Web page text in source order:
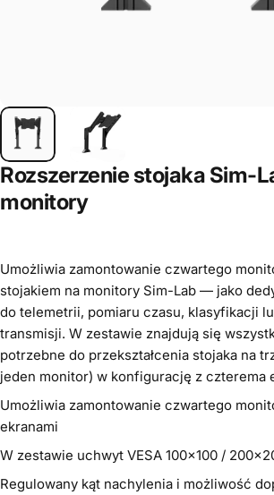
Rozszerzenie stojaka Sim-
monitory
Umożliwia zamontowanie czwartego
stojakiem na monitory Sim-Lab — jako
do telemetrii, pomiaru czasu, klasyfikacji
transmisji. W zestawie znajdują się
potrzebne do przekształcenia stojaka na
jeden monitor) w konfigurację z czterema
Umożliwia zamontowanie czwartego
ekranami
W zestawie uchwyt VESA 100x100 /
Regulowany kąt nachylenia i możliwość